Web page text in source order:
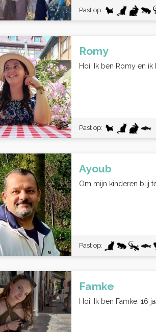
Past op:
Romy
Hoi! Ik ben Romy en ik
Past op:
Ayoub
Om mijn kinderen blij
Past op:
Famke
Hoi! Ik ben Famke, 16